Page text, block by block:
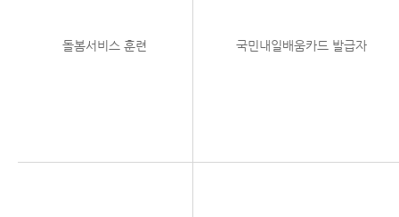
돌봄서비스 훈련 국민내일배움카드 발급자